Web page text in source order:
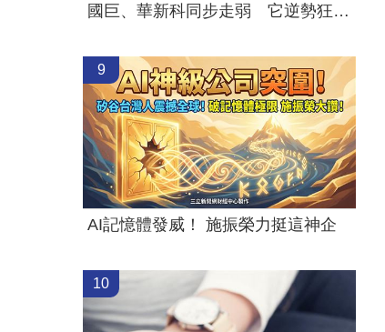
國巨、華新科同步走弱 它逆勢狂飆5%
9
AI記憶體發威！ 施振榮力挺這神企
10